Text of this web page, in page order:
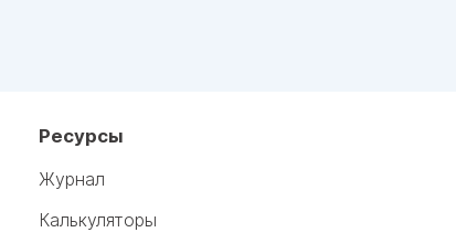
Ресурсы
Журнал
Калькуляторы